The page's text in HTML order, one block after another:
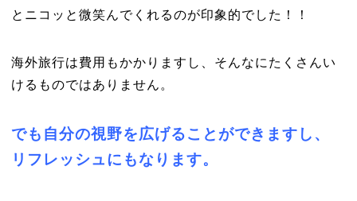
とニコッと微笑んでくれるのが印象的でした！！
海外旅行は費用もかかりますし、そんなにたくさんい
けるものではありません。
でも自分の視野を広げることができますし、
リフレッシュにもなります。